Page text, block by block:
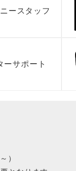
ー スタッフ
ーサポート
）